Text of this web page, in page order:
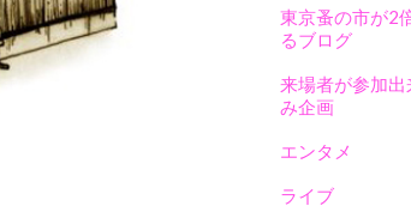
東京蚤の市が2
るブログ
来場者が参加出
み企画
エンタメ
ライブ